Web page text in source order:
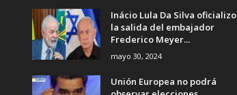
Inácio Lula Da Silva oficializo
la salida del embajador
Frederico Meyer...
mayo 30, 2024
Unión Europea no podrá